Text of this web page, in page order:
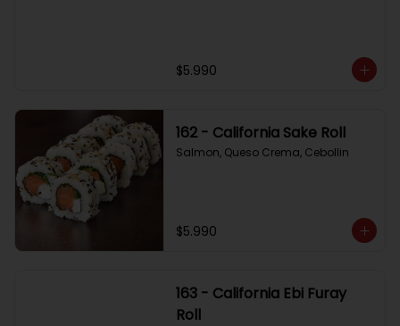
$5.990
162 - California Sake Roll
Salmon, Queso Crema, Cebollin
$5.990
163 - California Ebi Furay
Roll